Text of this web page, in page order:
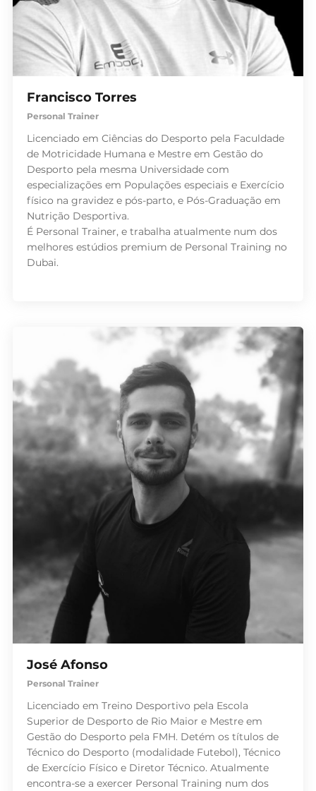
Francisco Torres
Personal Trainer
Licenciado em Ciências do Desporto pela Faculdade
de Motricidade Humana e Mestre em Gestão do
Desporto pela mesma Universidade com
especializações em Populações especiais e Exercício
físico na gravidez e pós-parto, e Pós-Graduação em
Nutrição Desportiva.
É Personal Trainer, e trabalha atualmente num dos
melhores estúdios premium de Personal Training no
Dubai.
José Afonso
Personal Trainer
Licenciado em Treino Desportivo pela Escola
Superior de Desporto de Rio Maior e Mestre em
Gestão do Desporto pela FMH. Detém os títulos de
Técnico do Desporto (modalidade Futebol), Técnico
de Exercício Físico e Diretor Técnico. Atualmente
encontra-se a exercer Personal Training num dos